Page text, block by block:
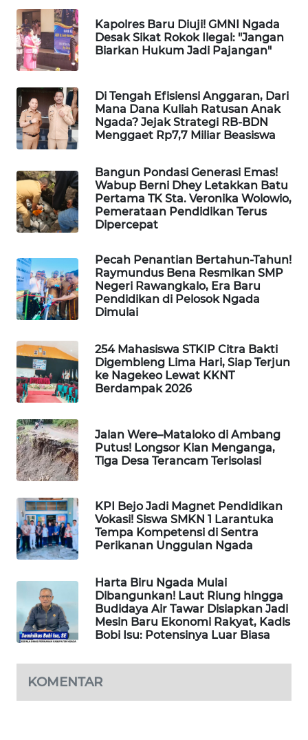
Kapolres Baru Diuji! GMNI Ngada
Desak Sikat Rokok Ilegal: "Jangan
Biarkan Hukum Jadi Pajangan"
Di Tengah Efisiensi Anggaran, Dari
Mana Dana Kuliah Ratusan Anak
Ngada? Jejak Strategi RB-BDN
Menggaet Rp7,7 Miliar Beasiswa
Bangun Pondasi Generasi Emas!
Wabup Berni Dhey Letakkan Batu
Pertama TK Sta. Veronika Wolowio,
Pemerataan Pendidikan Terus
Dipercepat
Pecah Penantian Bertahun-Tahun!
Raymundus Bena Resmikan SMP
Negeri Rawangkalo, Era Baru
Pendidikan di Pelosok Ngada
Dimulai
254 Mahasiswa STKIP Citra Bakti
Digembleng Lima Hari, Siap Terjun
ke Nagekeo Lewat KKNT
Berdampak 2026
Jalan Were–Mataloko di Ambang
Putus! Longsor Kian Menganga,
Tiga Desa Terancam Terisolasi
KPI Bejo Jadi Magnet Pendidikan
Vokasi! Siswa SMKN 1 Larantuka
Tempa Kompetensi di Sentra
Perikanan Unggulan Ngada
Harta Biru Ngada Mulai
Dibangunkan! Laut Riung hingga
Budidaya Air Tawar Disiapkan Jadi
Mesin Baru Ekonomi Rakyat, Kadis
Bobi Isu: Potensinya Luar Biasa
KOMENTAR
KRT
NEWS
NEWS
JURNAL
MARITIM
HUMBANG
NEWS
GARONGGANG
FISUELRI
ID
NEWS
CILEUNGSI
NEWS
BERKAT
NEWS
NEWS
ANUGERAH
NEWS
AKHLAK
ID
PERAPKI